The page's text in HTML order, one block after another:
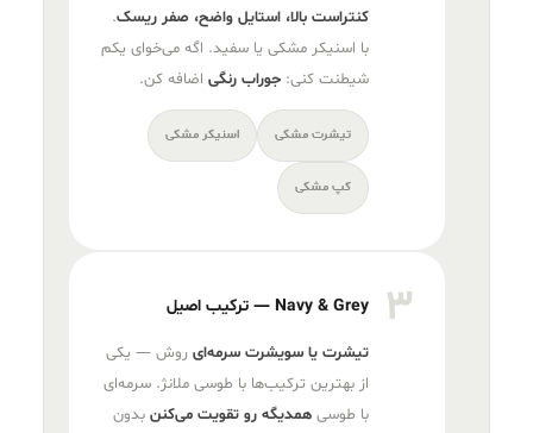
کنتراست بالا، استایل واضح، صفر ریسک.
با اسنیکر مشکی یا سفید. اگه می‌خوای یکم
شیطنت کنی: جوراب رنگی اضافه کن.
تیشرت مشکی اسنیکر مشکی
کپ مشکی
۳ Navy & Grey — ترکیب اصیل
تیشرت یا سویشرت سرمه‌ای روش — یکی
از بهترین ترکیب‌ها با طوسی ملانژ. سرمه‌ای
با طوسی همدیگه رو تقویت می‌کنن بدون